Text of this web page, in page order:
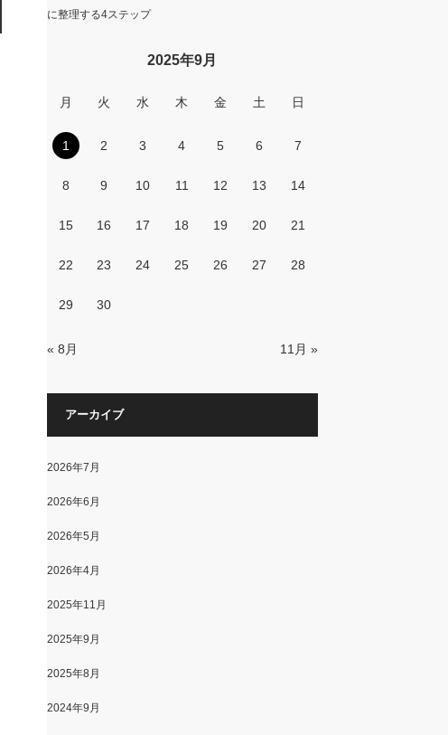
に整理する4ステップ
2025年9月
月 火 水 木 金 土 日
1 2 3 4 5 6 7
8 9 10 11 12 13 14
15 16 17 18 19 20 21
22 23 24 25 26 27 28
29 30
« 8月 11月 »
アーカイブ
2026年7月
2026年6月
2026年5月
2026年4月
2025年11月
2025年9月
2025年8月
2024年9月